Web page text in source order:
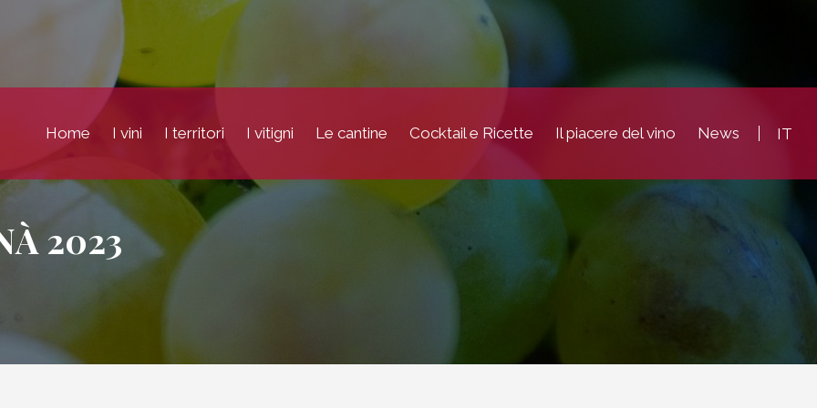
Home I vini I territori I vitigni Le cantine Cocktail e Ricette Il piacere del vino News IT
2023